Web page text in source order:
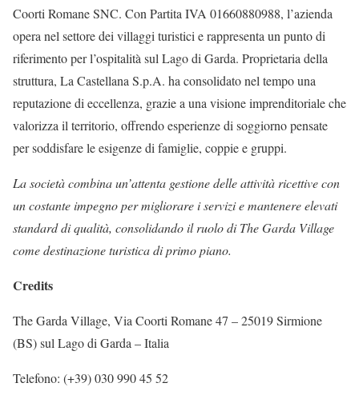
Coorti Romane SNC. Con Partita IVA 01660880988, l’azienda
opera nel settore dei villaggi turistici e rappresenta un punto di
riferimento per l’ospitalità sul Lago di Garda. Proprietaria della
struttura, La Castellana S.p.A. ha consolidato nel tempo una
reputazione di eccellenza, grazie a una visione imprenditoriale che
valorizza il territorio, offrendo esperienze di soggiorno pensate
per soddisfare le esigenze di famiglie, coppie e gruppi.
La società combina un’attenta gestione delle attività ricettive con
un costante impegno per migliorare i servizi e mantenere elevati
standard di qualità, consolidando il ruolo di The Garda Village
come destinazione turistica di primo piano.
Credits
The Garda Village, Via Coorti Romane 47 – 25019 Sirmione
(BS) sul Lago di Garda – Italia
Telefono: (+39) 030 990 45 52